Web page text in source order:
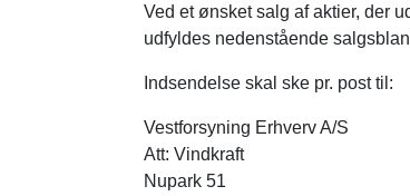
Ved et ønsket salg af aktier, der
udfyldes nedenstående
Indsendelse skal ske pr. post til:
Vestforsyning Erhverv A/S
Att: Vindkraft
Nupark 51